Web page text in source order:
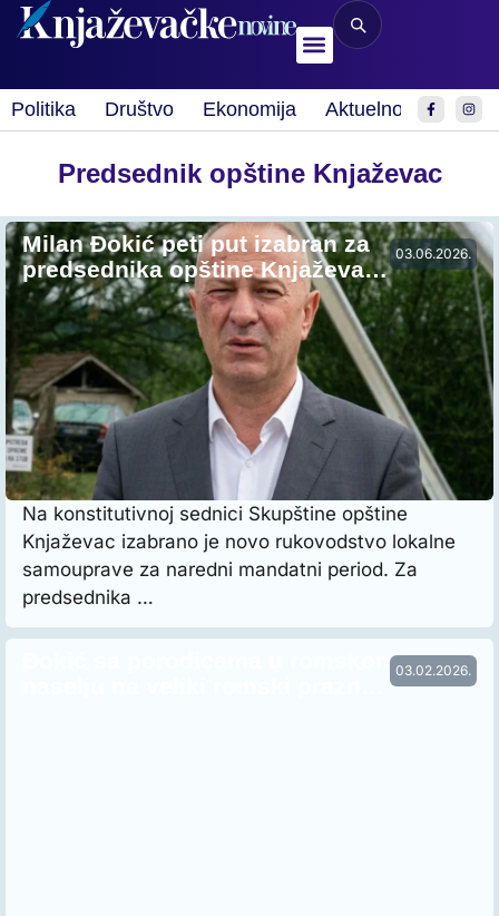
Politika Društvo Ekonomija Aktuelnosti Sport
Predsednik opštine Knjaževac
03.06.2026.
Milan Đokić peti put izabran za
predsednika opštine Knjaževa…
Na konstitutivnoj sednici Skupštine opštine
Knjaževac izabrano je novo rukovodstvo lokalne
samouprave za naredni mandatni period. Za
predsednika …
03.02.2026.
Đokić sa porodicama u romskom